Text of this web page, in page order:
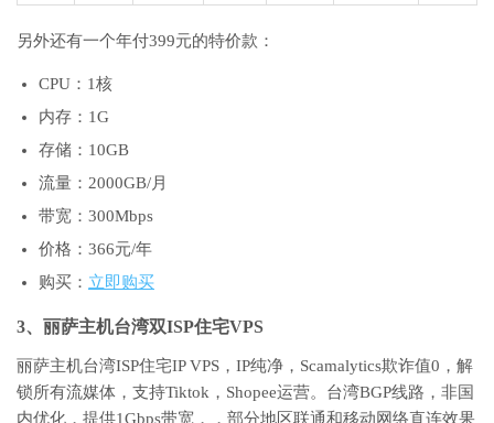
另外还有一个年付399元的特价款：
CPU：1核
内存：1G
存储：10GB
流量：2000GB/月
带宽：300Mbps
价格：366元/年
购买： 立即购买
3、丽萨主机台湾双ISP住宅VPS
丽萨主机台湾ISP住宅IP VPS，IP纯净，Scamalytics欺诈值0，解
锁所有流媒体，支持Tiktok，Shopee运营。台湾BGP线路，非国
内优化，提供1Gbps带宽，，部分地区联通和移动网络直连效果